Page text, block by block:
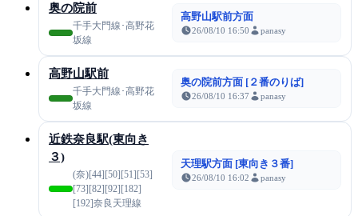
奥の院前
千手大門線･高野花
坂線
高野山駅前方面
26/08/10 16:50 panasy
高野山駅前
千手大門線･高野花
坂線
奥の院前方面 [２番のりば]
26/08/10 16:37 panasy
近鉄奈良駅(東向き
３)
(奈)[44][50][51][53]
[73][82][92][182]
[192]奈良天理線
天理駅方面 [東向き３番]
26/08/10 16:02 panasy